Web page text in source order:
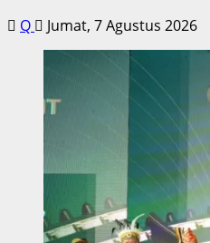
Q Jumat, 7 Agustus 2026